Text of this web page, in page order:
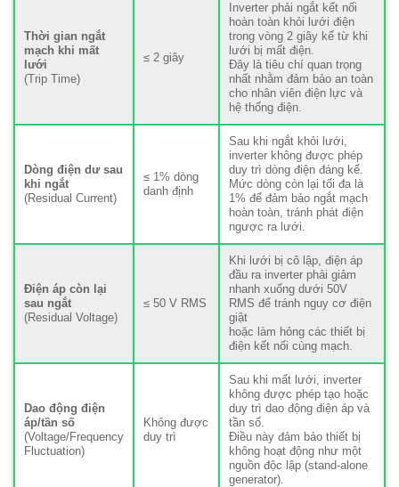
Thời gian ngắt
mạch khi mất
lưới
(Trip Time)
≤ 2 giây
Inverter phải ngắt kết nối
hoàn toàn khỏi lưới điện
trong vòng 2 giây kể từ khi
lưới bị mất điện.
Đây là tiêu chí quan trọng
nhất nhằm đảm bảo an toàn
cho nhân viên điện lực và
hệ thống điện.
Dòng điện dư sau
khi ngắt
(Residual Current)
≤ 1% dòng
danh định
Sau khi ngắt khỏi lưới,
inverter không được phép
duy trì dòng điện đáng kể.
Mức dòng còn lại tối đa là
1% để đảm bảo ngắt mạch
hoàn toàn, tránh phát điện
ngược ra lưới.
Điện áp còn lại
sau ngắt
(Residual Voltage)
≤ 50 V RMS
Khi lưới bị cô lập, điện áp
đầu ra inverter phải giảm
nhanh xuống dưới 50V
RMS để tránh nguy cơ điện
giật
hoặc làm hỏng các thiết bị
điện kết nối cùng mạch.
Dao động điện
áp/tần số
(Voltage/Frequency
Fluctuation)
Không được
duy trì
Sau khi mất lưới, inverter
không được phép tạo hoặc
duy trì dao động điện áp và
tần số.
Điều này đảm bảo thiết bị
không hoạt động như một
nguồn độc lập (stand-alone
generator).